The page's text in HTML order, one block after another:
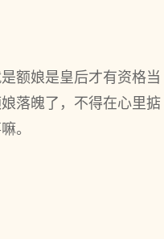
额娘是皇后才有资格当
落魄了，不得在心里掂
。